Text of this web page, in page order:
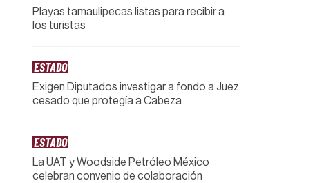
Playas tamaulipecas listas para recibir a
los turistas
ESTADO
Exigen Diputados investigar a fondo a Juez
cesado que protegía a Cabeza
ESTADO
La UAT y Woodside Petróleo México
celebran convenio de colaboración